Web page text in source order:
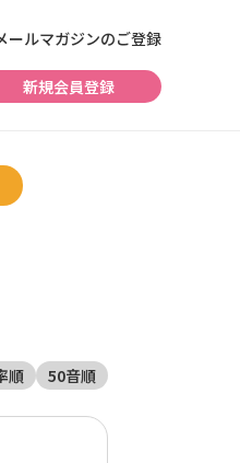
ールマガジンのご登録
新規会員登録
順 50音順